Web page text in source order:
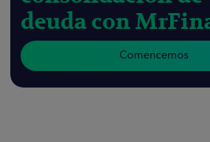
deuda con
Comencemos